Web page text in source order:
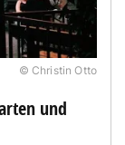
© Christin Otto
und